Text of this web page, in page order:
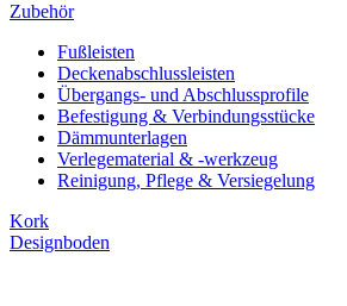
Zubehör
Fußleisten
Deckenabschlussleisten
Übergangs- und Abschlussprofile
Befestigung & Verbindungsstücke
Dämmunterlagen
Verlegematerial & -werkzeug
Reinigung, Pflege & Versiegelung
Kork
Designboden